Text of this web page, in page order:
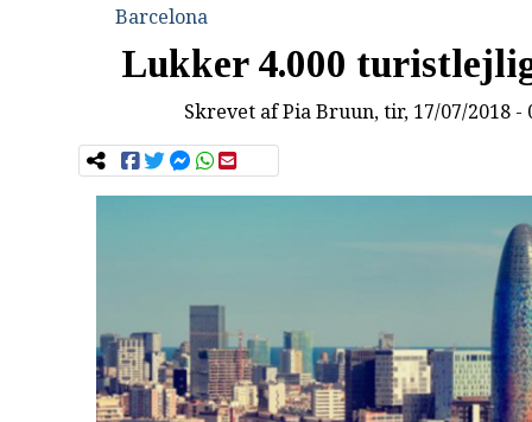
Barcelona
Lukker 4.000
Skrevet afPia Bruun, tir, 17/07/2018 -